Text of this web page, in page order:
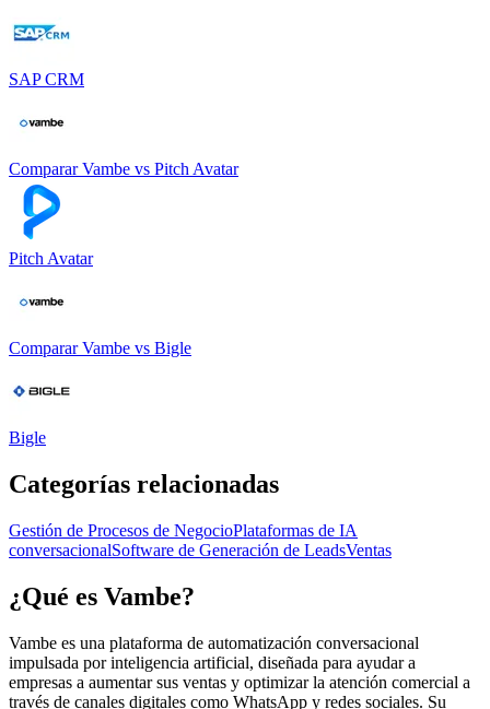
SAP CRM
Comparar Vambe vs Pitch Avatar
Pitch Avatar
Comparar Vambe vs Bigle
Bigle
Categorías relacionadas
Gestión de Procesos de NegocioPlataformas de IA
conversacionalSoftware de Generación de LeadsVentas
¿Qué es Vambe?
Vambe es una plataforma de automatización conversacional
impulsada por inteligencia artificial, diseñada para ayudar a
empresas a aumentar sus ventas y optimizar la atención comercial a
través de canales digitales como WhatsApp y redes sociales. Su